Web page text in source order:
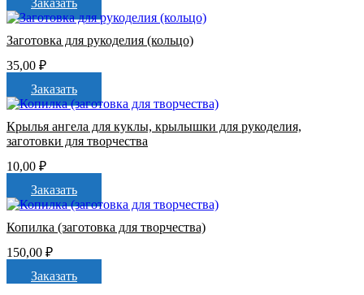
Заготовка для рукоделия (кольцо)
35,00 ₽
Заказать
Крылья ангела для куклы, крылышки для рукоделия,
заготовки для творчества
10,00 ₽
Заказать
Копилка (заготовка для творчества)
150,00 ₽
Заказать